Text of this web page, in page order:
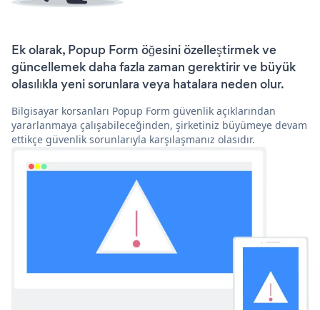
Ek olarak, Popup Form öğesini özelleştirmek ve
güncellemek daha fazla zaman gerektirir ve büyük
olasılıkla yeni sorunlara veya hatalara neden olur.
Bilgisayar korsanları Popup Form güvenlik açıklarından
yararlanmaya çalışabileceğinden, şirketiniz büyümeye devam
ettikçe güvenlik sorunlarıyla karşılaşmanız olasıdır.